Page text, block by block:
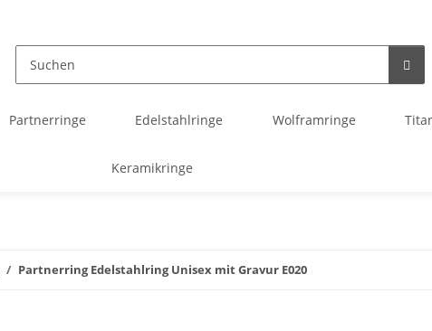
Partnerringe Edelstahlringe Wolframringe
Keramikringe
Partnerring Edelstahlring Unisex mit Gravur E020